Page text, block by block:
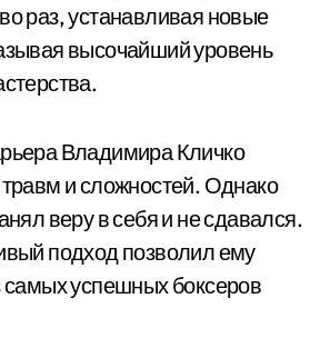
раз, устанавливая новые
высочайший уровень
Владимира Кличко
и сложностей. Однако
веру в себя и не сдавался.
подход позволил ему
самых успешных боксеров